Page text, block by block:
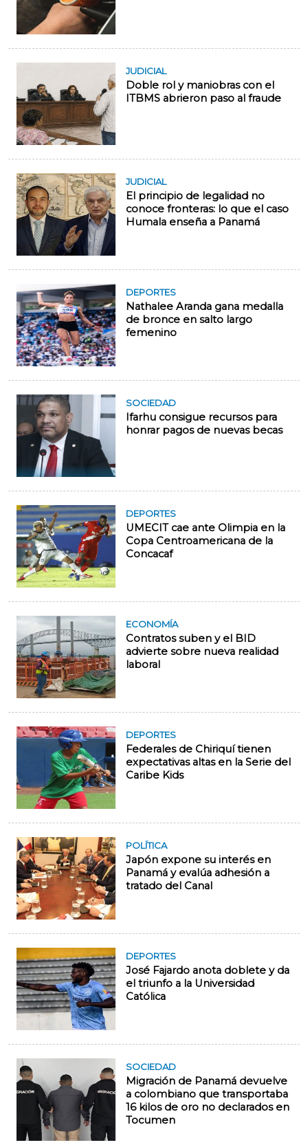
JUDICIAL
Doble rol y maniobras con el
ITBMS abrieron paso al fraude
JUDICIAL
El principio de legalidad no
conoce fronteras: lo que el caso
Humala enseña a Panamá
DEPORTES
Nathalee Aranda gana medalla
de bronce en salto largo
femenino
SOCIEDAD
Ifarhu consigue recursos para
honrar pagos de nuevas becas
DEPORTES
UMECIT cae ante Olimpia en la
Copa Centroamericana de la
Concacaf
ECONOMÍA
Contratos suben y el BID
advierte sobre nueva realidad
laboral
DEPORTES
Federales de Chiriquí tienen
expectativas altas en la Serie del
Caribe Kids
POLÍTICA
Japón expone su interés en
Panamá y evalúa adhesión a
tratado del Canal
DEPORTES
José Fajardo anota doblete y da
el triunfo a la Universidad
Católica
SOCIEDAD
Migración de Panamá devuelve
a colombiano que transportaba
16 kilos de oro no declarados en
Tocumen